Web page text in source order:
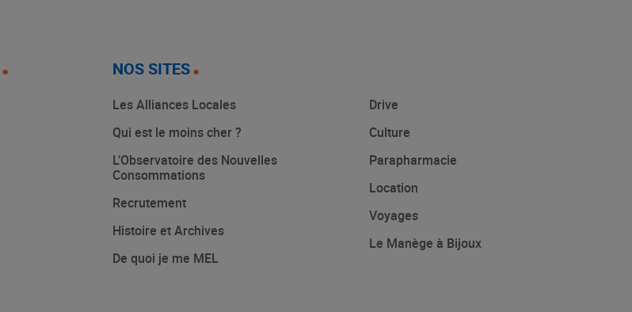
NOS SITES
Les Alliances Locales
Qui est le moins cher ?
L’Observatoire des Nouvelles
Consommations
Recrutement
Histoire et Archives
De quoi je me MEL
Drive
Culture
Parapharmacie
Location
Voyages
Le Manège à Bijoux